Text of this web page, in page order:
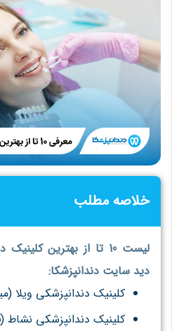
خلاصه مطلب
لیست 10 تا از بهترین
دید سایت دندانپزشکا:
کلینیک دندانپزشکی ویلا
کلینیک دندانپزشکی نشاط